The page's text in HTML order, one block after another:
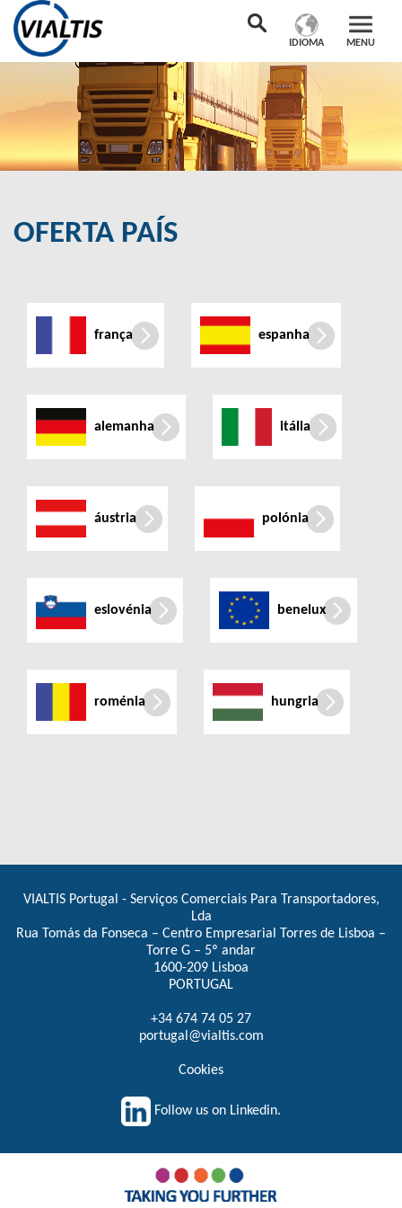
MENU
IDIOMA
OFERTA PAÍS
frança espanha
alemanha itália
áustria polónia
eslovénia benelux
roménia hungria
VIALTIS Portugal - Serviços Comerciais Para Transportadores,
Lda
Rua Tomás da Fonseca – Centro Empresarial Torres de Lisboa –
Torre G – 5º andar
1600-209 Lisboa
PORTUGAL
+34 674 74 05 27
portugal@vialtis.com
Cookies
Follow us on Linkedin.